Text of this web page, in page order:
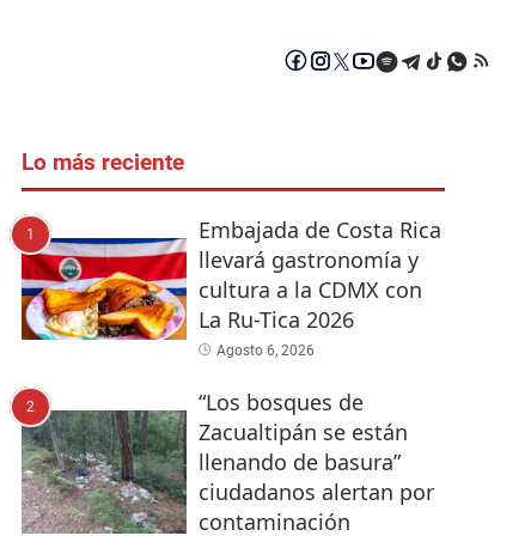
Lo más reciente
1
Embajada de Costa Rica
llevará gastronomía y
cultura a la CDMX con
La Ru-Tica 2026
Agosto 6, 2026
2
“Los bosques de
Zacualtipán se están
llenando de basura”
ciudadanos alertan por
contaminación